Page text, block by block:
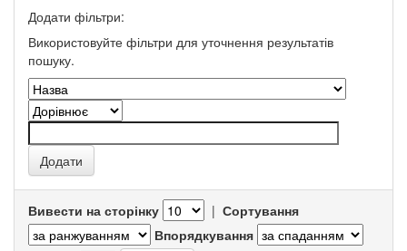
Додати фільтри:
Використовуйте фільтри для уточнення результатів
пошуку.
Вивести на сторінку | Сортування
Впорядкування